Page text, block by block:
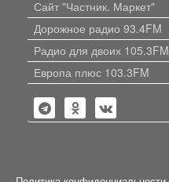
Сайт "Частник. Маркет"
Дорожное радио 93.4FM
Радио для двоих 105.3FM
Европа плюс 103.3FM